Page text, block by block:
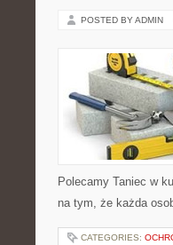
POSTED BY ADMIN
Polecamy Taniec w
na tym, że każda
CATEGORIES: